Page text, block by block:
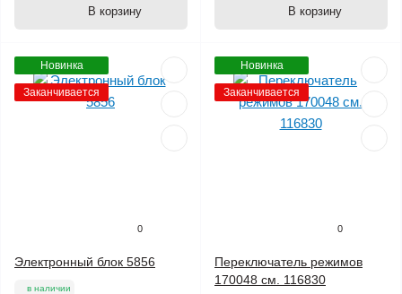
В корзину В корзину
Новинка
Заканчивается
0
Электронный блок 5856
в наличии
Новинка
Заканчивается
0
Переключатель режимов
170048 см. 116830